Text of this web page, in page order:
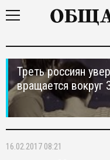
Треть россиян
вращается вокруг
16.02.2017 08:21